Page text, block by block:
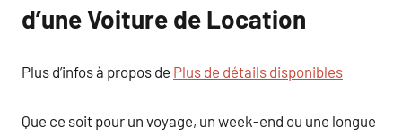
d’une Voiture de Location
Plus d’infos à propos de Plus de détails disponibles
Que ce soit pour un voyage, un week-end ou une longue